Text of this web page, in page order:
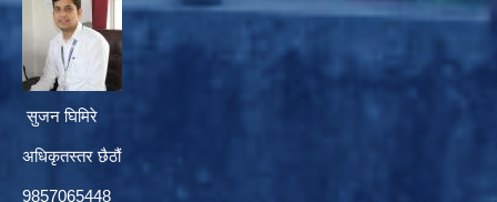
सुजन घिमिरे
अधिकृतस्तर छैठौं‌
9857065448